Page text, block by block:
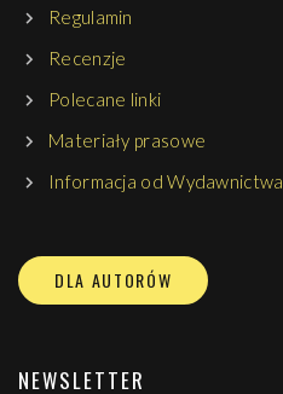
Regulamin
Recenzje
Polecane linki
Materiały prasowe
Informacja od Wydawnictwa
DLA AUTORÓW
NEWSLETTER